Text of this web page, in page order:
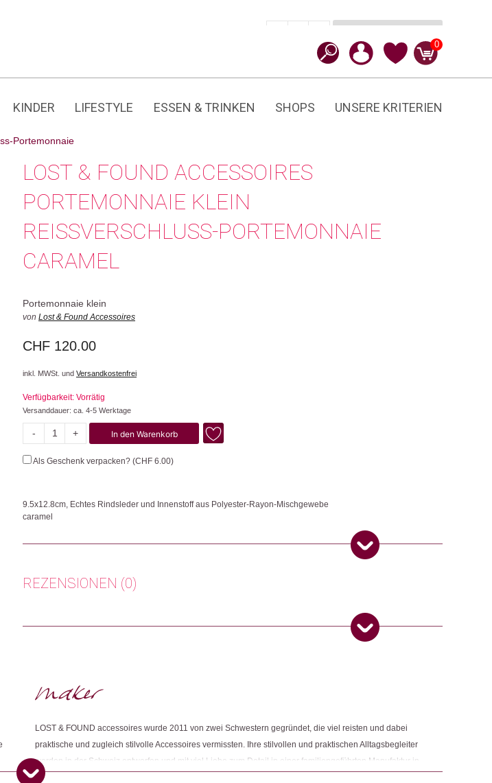
0
KINDER LIFESTYLE ESSEN & TRINKEN SHOPS UNSERE KRITERIEN
Portemonnaie
LOST & FOUND ACCESSOIRES
PORTEMONNAIE KLEIN
REISSVERSCHLUSS-PORTEMONNAIE
CARAMEL
Portemonnaie klein
von Lost & Found Accessoires
CHF 120.00
inkl. MWSt. und Versandkostenfrei
Verfügbarkeit: Vorrätig
Versanddauer: ca. 4-5 Werktage
-
Reissverschluss-
Portemonnaie
Menge
+ In den Warenkorb
Als Geschenk verpacken? (CHF 6.00)
9.5x12.8cm, Echtes Rindsleder und Innenstoff aus Polyester-Rayon-Mischgewebe
caramel
Das kleine Reissverschluss-Portemonnaie bietet Platz für Karten (3 Schlitze auf jeder Seite), Bargeld (Noten
müssen gefaltet werden) und Kleingeld im Reissverschlussfach in der Mitte. Es ist kompakt und dennoch
Herkunft: Schweiz
Dieses Produkt weiterempfehlen:
REZENSIONEN (0)
LOST & FOUND accessoires wurde 2011 von zwei Schwestern gegründet, die viel reisten und dabei
praktische und zugleich stilvolle Accessoires vermissten. Ihre stilvollen und praktischen Alltagsbegleiter
werden in der Schweiz entworfen und mit viel Liebe zum Detail in einer familiengeführten Manufaktur in
Bangkok, Thailand, von Hand gefertigt.
Portemonnaie